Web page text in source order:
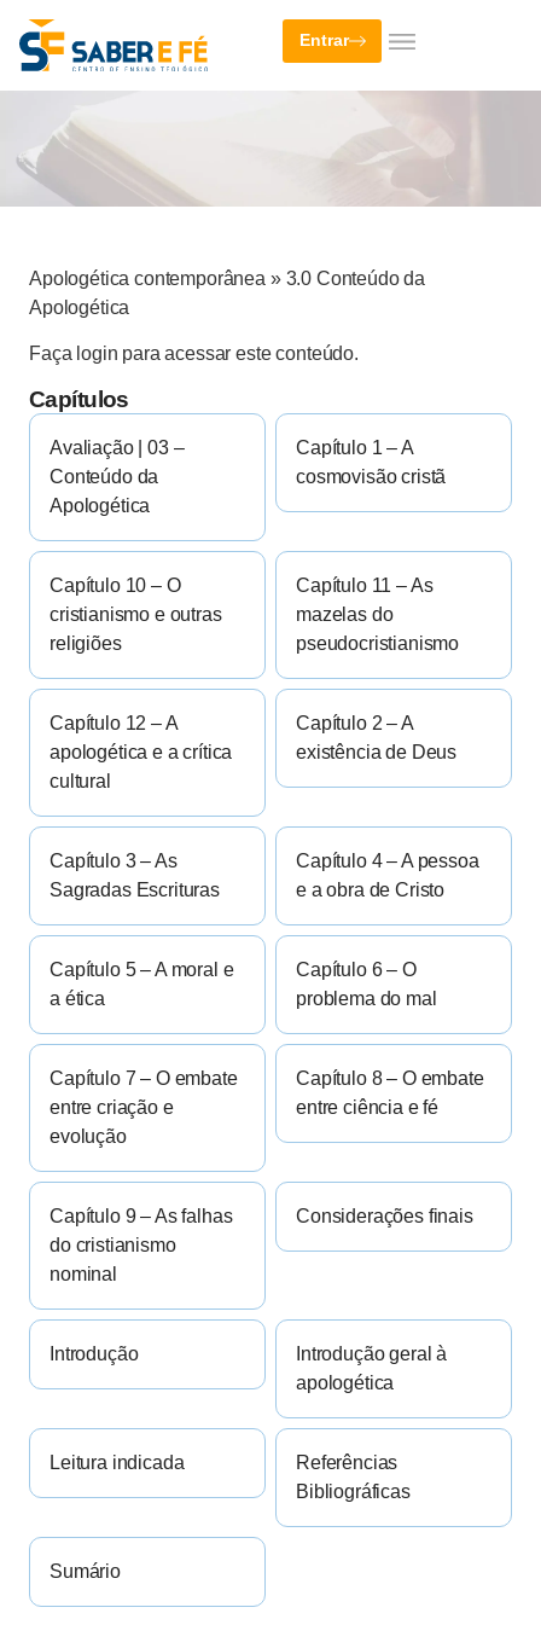
Entrar
Apologética contemporânea » 3.0 Conteúdo da
Apologética
Faça login para acessar este conteúdo.
Capítulos
Avaliação | 03 –
Conteúdo da
Apologética
Capítulo 1 – A
cosmovisão cristã
Capítulo 10 – O
cristianismo e outras
religiões
Capítulo 11 – As
mazelas do
pseudocristianismo
Capítulo 12 – A
apologética e a crítica
cultural
Capítulo 2 – A
existência de Deus
Capítulo 3 – As
Sagradas Escrituras
Capítulo 4 – A pessoa
e a obra de Cristo
Capítulo 5 – A moral e
a ética
Capítulo 6 – O
problema do mal
Capítulo 7 – O embate
entre criação e
evolução
Capítulo 8 – O embate
entre ciência e fé
Capítulo 9 – As falhas
do cristianismo
nominal
Considerações finais
Introdução
Introdução geral à
apologética
Leitura indicada
Referências
Bibliográficas
Sumário